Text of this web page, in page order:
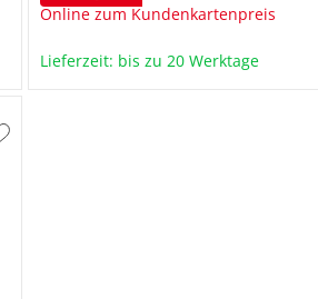
Online zum Kundenkartenpreis
Lieferzeit: bis zu 20 Werktage